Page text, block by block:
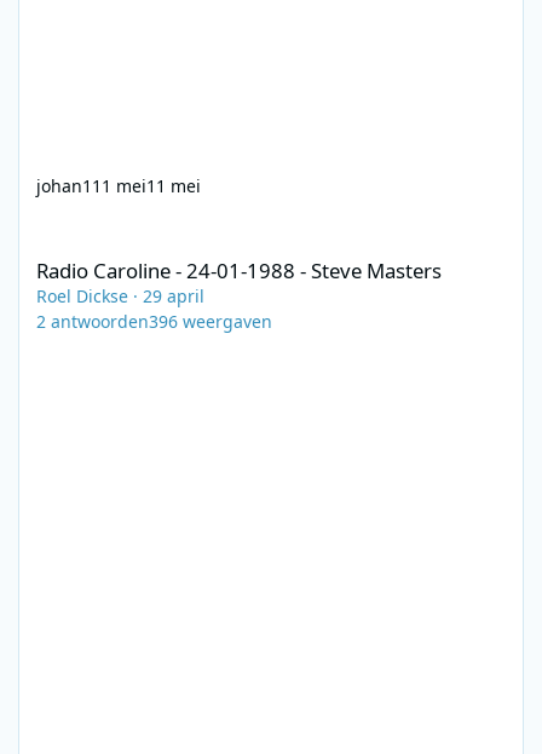
johan1 11 mei11 mei
Radio Caroline - 24-01-1988 - Steve Masters
Roel Dickse · 29 april
2 antwoorden396 weergaven